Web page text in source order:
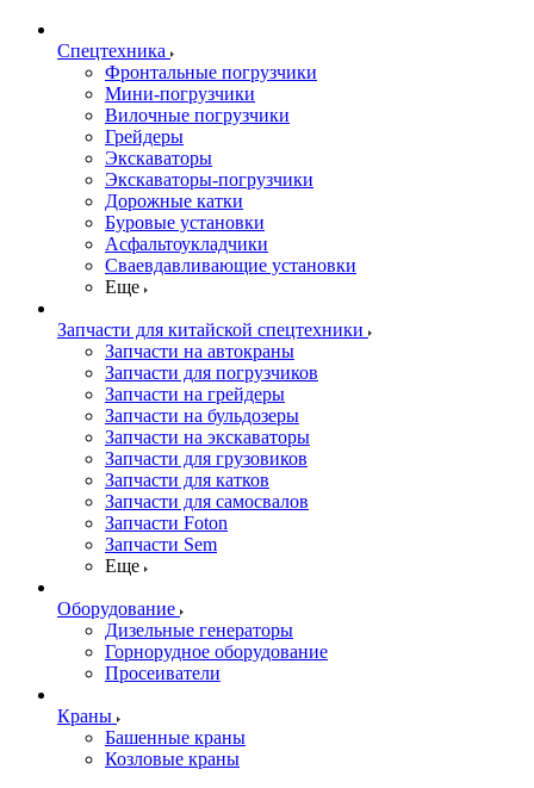
Спецтехника
Фронтальные погрузчики
Мини-погрузчики
Вилочные погрузчики
Грейдеры
Экскаваторы
Экскаваторы-погрузчики
Дорожные катки
Буровые установки
Асфальтоукладчики
Сваевдавливающие установки
Еще
Запчасти для китайской спецтехники
Запчасти на автокраны
Запчасти для погрузчиков
Запчасти на грейдеры
Запчасти на бульдозеры
Запчасти на экскаваторы
Запчасти для грузовиков
Запчасти для катков
Запчасти для самосвалов
Запчасти Foton
Запчасти Sem
Еще
Оборудование
Дизельные генераторы
Горнорудное оборудование
Просеиватели
Краны
Башенные краны
Козловые краны